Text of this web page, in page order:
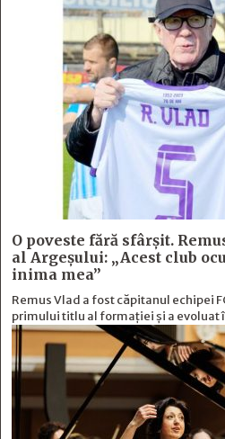
O poveste fără sfârşit.
al Argeşului: „Acest club
inima mea”
Remus Vlad a fost căpitanul echipei
primului titlu al formației și a